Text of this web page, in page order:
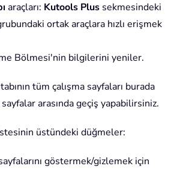
araçları: Kutools Plus sekmesindeki
ortak araçlara hızlı erişmek
Bölmesi'nin bilgilerini yeniler.
tüm çalışma sayfaları burada
arasında geçiş yapabilirsiniz.
üstündeki düğmeler:
göstermek/gizlemek için